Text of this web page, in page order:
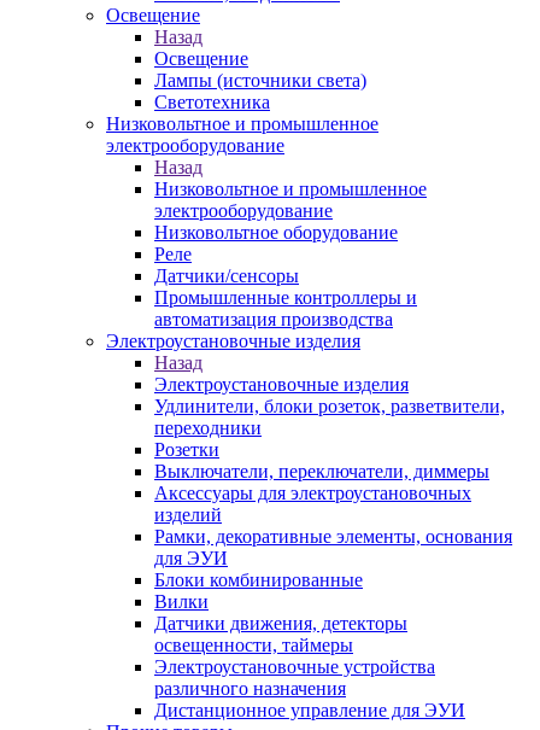
Освещение
Назад
Освещение
Лампы (источники света)
Светотехника
Низковольтное и промышленное
электрооборудование
Назад
Низковольтное и промышленное
электрооборудование
Низковольтное оборудование
Реле
Датчики/сенсоры
Промышленные контроллеры и
автоматизация производства
Электроустановочные изделия
Назад
Электроустановочные изделия
Удлинители, блоки розеток, разветвители,
переходники
Розетки
Выключатели, переключатели, диммеры
Аксессуары для электроустановочных
изделий
Рамки, декоративные элементы, основания
для ЭУИ
Блоки комбинированные
Вилки
Датчики движения, детекторы
освещенности, таймеры
Электроустановочные устройства
различного назначения
Дистанционное управление для ЭУИ